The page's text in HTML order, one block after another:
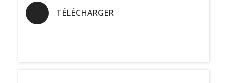
TÉLÉCHARGER